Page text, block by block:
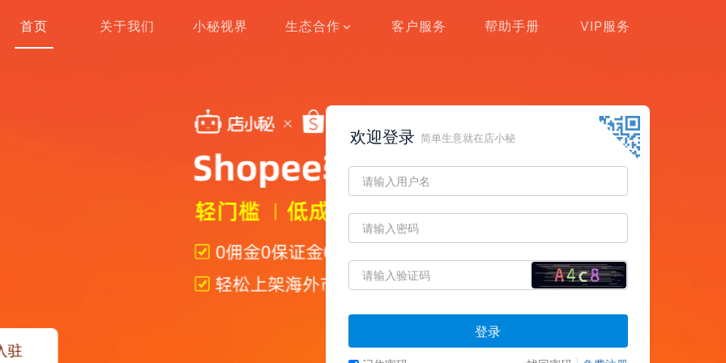
首页 关于我们 小秘视界 生态合作 客户服务 帮助手册 VIP服务
欢迎登录 简单生意就在店小秘
登录